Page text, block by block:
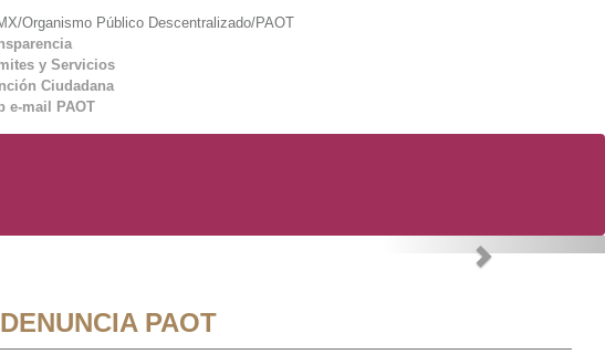
Organismo Público Descentralizado/PAOT
y Servicios
Ciudadana
e-mail PAOT
Next
DENUNCIA PAOT